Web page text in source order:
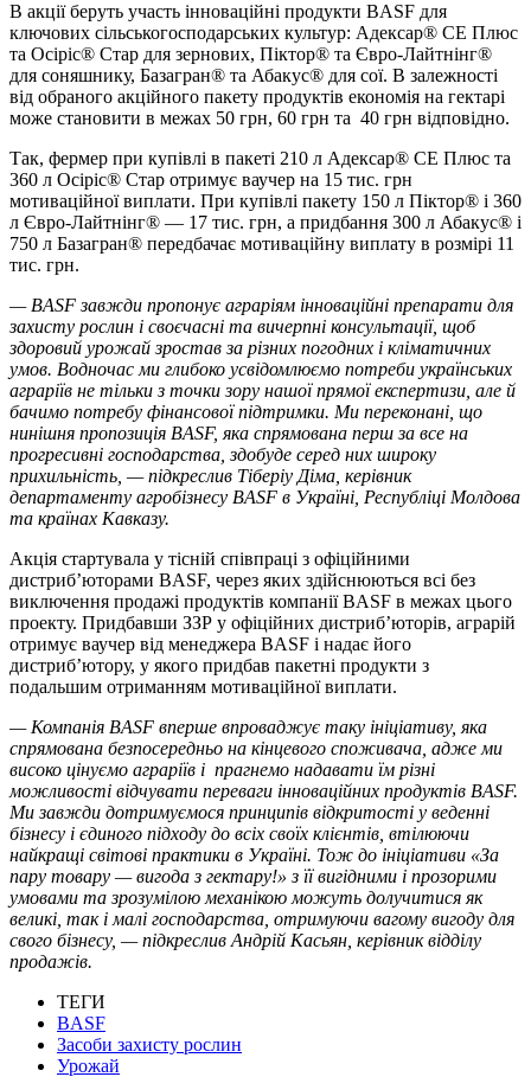
В акції беруть участь інноваційні продукти BASF для
ключових сільськогосподарських культур: Адексар® СЕ Плюс
та Осіріс® Стар для зернових, Піктор® та Євро-Лайтнінг®
для соняшнику, Базагран® та Абакус® для сої. В залежності
від обраного акційного пакету продуктів економія на гектарі
може становити в межах 50 грн, 60 грн та 40 грн відповідно.
Так, фермер при купівлі в пакеті 210 л Адексар® СЕ Плюс та
360 л Осіріс® Стар отримує ваучер на 15 тис. грн
мотиваційної виплати. При купівлі пакету 150 л Піктор® і 360
л Євро-Лайтнінг® — 17 тис. грн, а придбання 300 л Абакус® і
750 л Базагран® передбачає мотиваційну виплату в розмірі 11
тис. грн.
— BASF завжди пропонує аграріям інноваційні препарати для
захисту рослин і своєчасні та вичерпні консультації, щоб
здоровий урожай зростав за різних погодних і кліматичних
умов. Водночас ми глибоко усвідомлюємо потреби українських
аграріїв не тільки з точки зору нашої прямої експертизи, але й
бачимо потребу фінансової підтримки. Ми переконані, що
нинішня пропозиція BASF, яка спрямована перш за все на
прогресивні господарства, здобуде серед них широку
прихильність, — підкреслив Тіберіу Діма, керівник
департаменту агробізнесу BASF в Україні, Республіці Молдова
та країнах Кавказу.
Акція стартувала у тісній співпраці з офіційними
дистриб’юторами BASF, через яких здійснюються всі без
виключення продажі продуктів компанії BASF в межах цього
проекту. Придбавши ЗЗР у офіційних дистриб’юторів, аграрій
отримує ваучер від менеджера BASF і надає його
дистриб’ютору, у якого придбав пакетні продукти з
подальшим отриманням мотиваційної виплати.
— Компанія BASF вперше впроваджує таку ініціативу, яка
спрямована безпосередньо на кінцевого споживача, адже ми
високо цінуємо аграріїв і прагнемо надавати їм різні
можливості відчувати переваги інноваційних продуктів BASF.
Ми завжди дотримуємося принципів відкритості у веденні
бізнесу і єдиного підходу до всіх своїх клієнтів, втілюючи
найкращі світові практики в Україні. Тож до ініціативи «За
пару товару — вигода з гектару!» з її вигідними і прозорими
умовами та зрозумілою механікою можуть долучитися як
великі, так і малі господарства, отримуючи вагому вигоду для
свого бізнесу, — підкреслив Андрій Касьян, керівник відділу
продажів.
ТЕГИ
BASF
Засоби захисту рослин
Урожай